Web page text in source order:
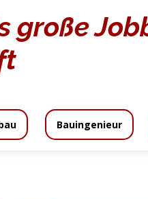
große
Bauingenieur